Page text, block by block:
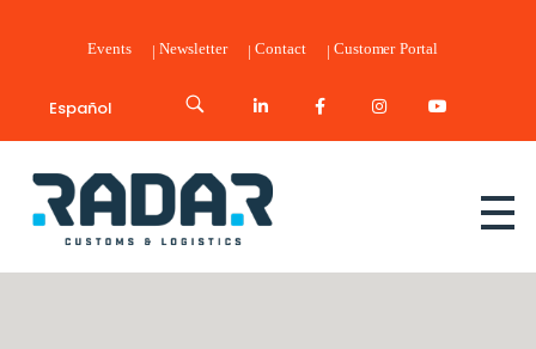
Events Newsletter Contact Customer Portal
Español
Radar Customs & Logistics